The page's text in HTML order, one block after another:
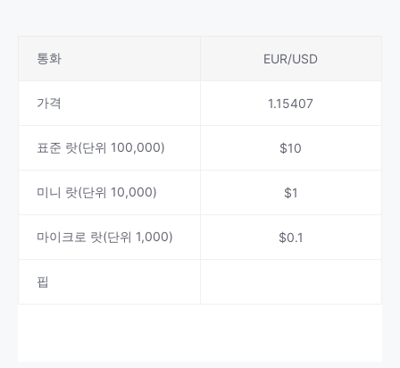
통화
가격
표준 랏(단위 100,000)
미니 랏(단위 10,000)
마이크로 랏(단위 1,000)
핍
EUR/USD
1.15407
$10
$1
$0.1